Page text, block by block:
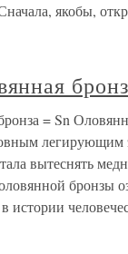
якобы,
= Sn
легирующим
вытеснять
бронзы
истории